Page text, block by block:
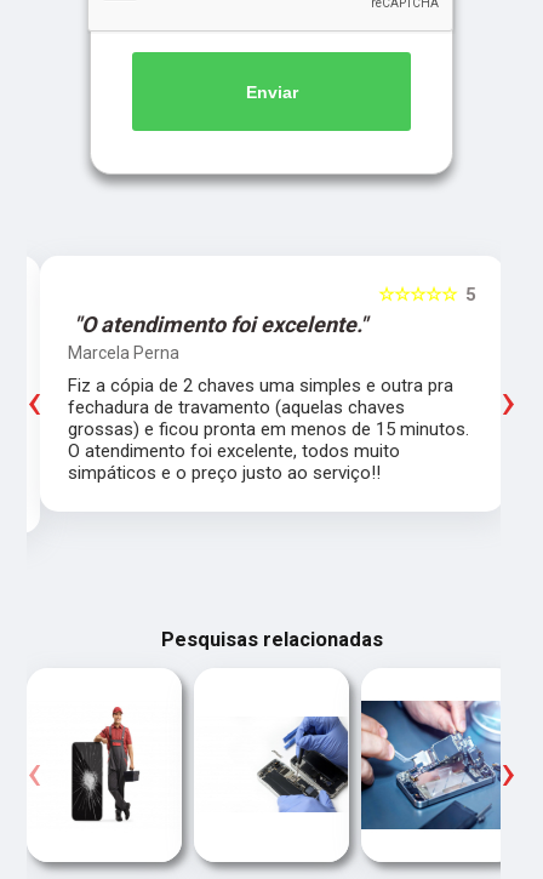
Enviar
5
☆☆☆☆☆
"O atendimento foi excelente."
Marcela Perna
Fiz a cópia de 2 chaves uma simples e outra pra
fechadura de travamento (aquelas chaves
grossas) e ficou pronta em menos de 15 minutos.
O atendimento foi excelente, todos muito
simpáticos e o preço justo ao serviço!!
‹ ›
Pesquisas relacionadas
‹ ›